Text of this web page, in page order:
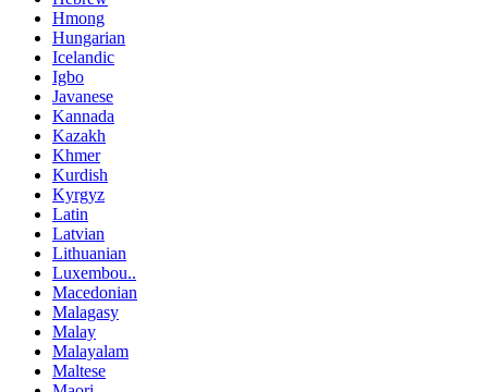
Hmong
Hungarian
Icelandic
Igbo
Javanese
Kannada
Kazakh
Khmer
Kurdish
Kyrgyz
Latin
Latvian
Lithuanian
Luxembou..
Macedonian
Malagasy
Malay
Malayalam
Maltese